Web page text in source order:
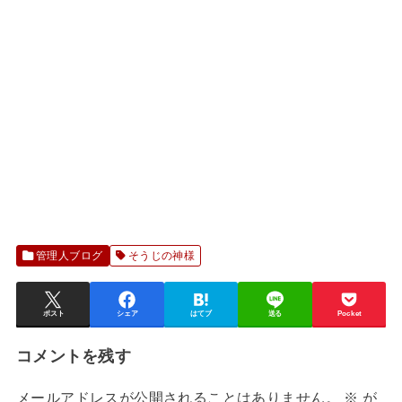
管理人ブログ そうじの神様
ポスト シェア はてブ 送る Pocket
コメントを残す
メールアドレスが公開されることはありません。 ※ が